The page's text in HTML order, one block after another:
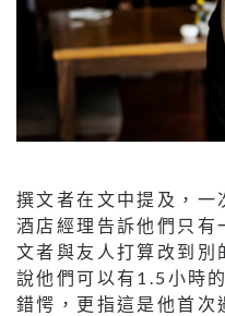
撰文者在文中提及，一
酒店經理告訴他們只有
文者與友人打算改到別
說他們可以有1.5小時
錯愕，更指這是他首次